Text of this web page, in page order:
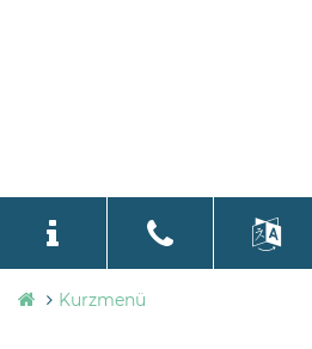
Stadtverwaltung
language
Kurzmenü